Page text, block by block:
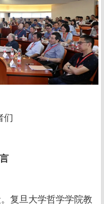
们
复旦大学哲学学院教